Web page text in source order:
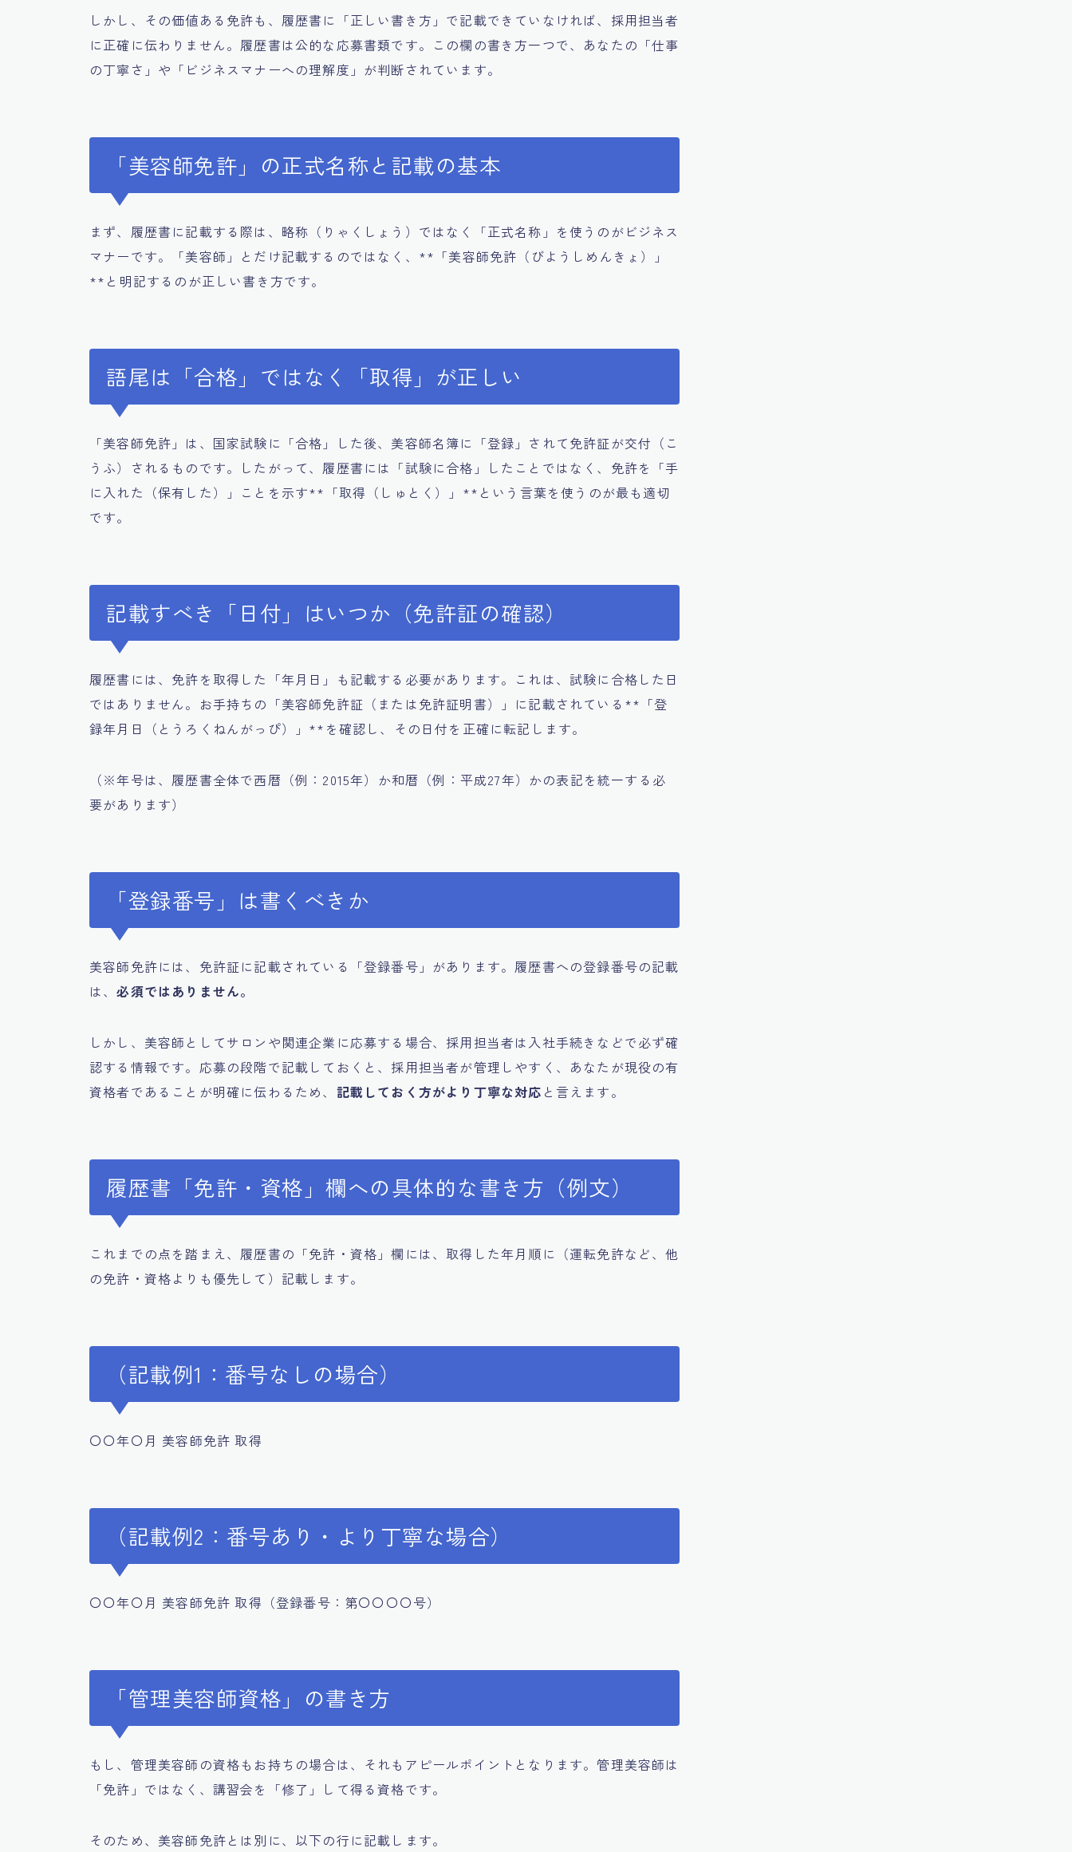
しかし、その価値ある免許も、履歴書に「正しい書き方」で記載できていなければ、採用担当者
に正確に伝わりません。履歴書は公的な応募書類です。この欄の書き方一つで、あなたの「仕事
の丁寧さ」や「ビジネスマナーへの理解度」が判断されています。
「美容師免許」の正式名称と記載の基本
まず、履歴書に記載する際は、略称（りゃくしょう）ではなく「正式名称」を使うのがビジネス
マナーです。「美容師」とだけ記載するのではなく、**「美容師免許（びようしめんきょ）」
**と明記するのが正しい書き方です。
語尾は「合格」ではなく「取得」が正しい
「美容師免許」は、国家試験に「合格」した後、美容師名簿に「登録」されて免許証が交付（こ
うふ）されるものです。したがって、履歴書には「試験に合格」したことではなく、免許を「手
に入れた（保有した）」ことを示す**「取得（しゅとく）」**という言葉を使うのが最も適切
です。
記載すべき「日付」はいつか（免許証の確認）
履歴書には、免許を取得した「年月日」も記載する必要があります。これは、試験に合格した日
ではありません。お手持ちの「美容師免許証（または免許証明書）」に記載されている**「登
録年月日（とうろくねんがっぴ）」**を確認し、その日付を正確に転記します。
（※年号は、履歴書全体で西暦（例：2015年）か和暦（例：平成27年）かの表記を統一する必
要があります）
「登録番号」は書くべきか
美容師免許には、免許証に記載されている「登録番号」があります。履歴書への登録番号の記載
は、必須ではありません。
しかし、美容師としてサロンや関連企業に応募する場合、採用担当者は入社手続きなどで必ず確
認する情報です。応募の段階で記載しておくと、採用担当者が管理しやすく、あなたが現役の有
資格者であることが明確に伝わるため、 記載しておく方がより丁寧な対応 と言えます。
履歴書「免許・資格」欄への具体的な書き方（例文）
これまでの点を踏まえ、履歴書の「免許・資格」欄には、取得した年月順に（運転免許など、他
の免許・資格よりも優先して）記載します。
（記載例1：番号なしの場合）
〇〇年〇月 美容師免許 取得
（記載例2：番号あり・より丁寧な場合）
〇〇年〇月 美容師免許 取得（登録番号：第〇〇〇〇号）
「管理美容師資格」の書き方
もし、管理美容師の資格もお持ちの場合は、それもアピールポイントとなります。管理美容師は
「免許」ではなく、講習会を「修了」して得る資格です。
そのため、美容師免許とは別に、以下の行に記載します。